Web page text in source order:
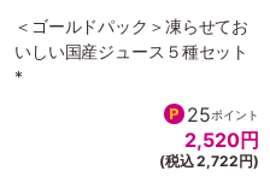
＜ゴールドパック＞凍らせてお
いしい国産ジュース５種セット
*
25ポイント
2,520円
(税込 2,722円)